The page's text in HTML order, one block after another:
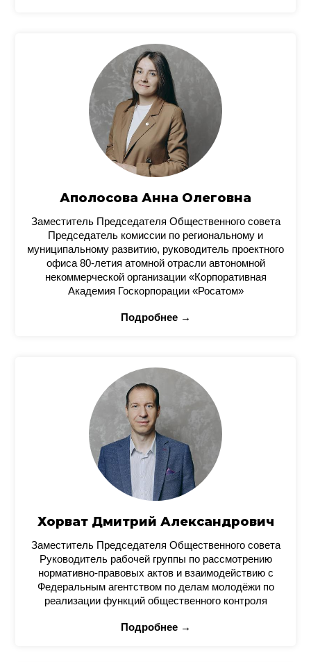
Аполосова Анна Олеговна
Заместитель Председателя Общественного совета
Председатель комиссии по региональному и
муниципальному развитию, руководитель проектного
офиса 80-летия атомной отрасли автономной
некоммерческой организации «Корпоративная
Академия Госкорпорации «Росатом»
Подробнее →
Хорват Дмитрий Александрович
Заместитель Председателя Общественного совета
Руководитель рабочей группы по рассмотрению
нормативно-правовых актов и взаимодействию с
Федеральным агентством по делам молодёжи по
реализации функций общественного контроля
Подробнее →